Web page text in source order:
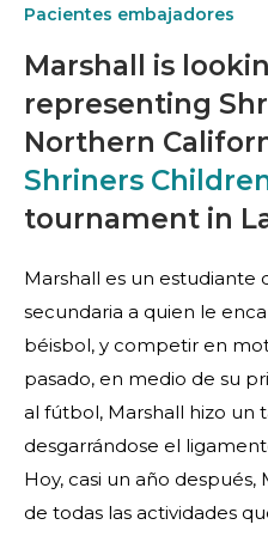
Pacientes embajadores
Marshall is
representing
Northern
Shriners
tournament in
Marshall es un estudiante
secundaria a quien le
béisbol, y competir en
pasado, en medio de su
al fútbol, Marshall hizo un
desgarrándose el
Hoy, casi un año
de todas las actividades